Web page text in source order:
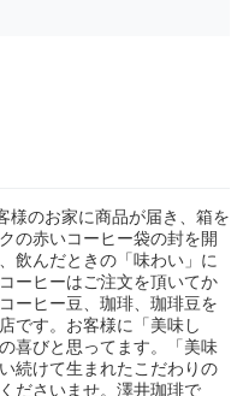
様のお家に商品が届き、箱を
の赤いコーヒー袋の封を開
飲んだときの「味わい」に
ーヒーはご注文を頂いてか
ーヒー豆、珈琲、珈琲豆を
です。お客様に「美味し
喜びと思ってます。「美味
続けて生まれたこだわりの
ださいませ。澤井珈琲で